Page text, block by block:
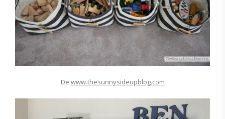
De www.thesunnysideupblog.com